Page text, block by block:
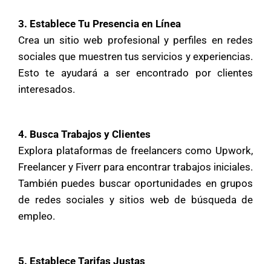
3. Establece Tu Presencia en Línea
Crea un sitio web profesional y perfiles en redes
sociales que muestren tus servicios y experiencias.
Esto te ayudará a ser encontrado por clientes
interesados.
4. Busca Trabajos y Clientes
Explora plataformas de freelancers como Upwork,
Freelancer y Fiverr para encontrar trabajos iniciales.
También puedes buscar oportunidades en grupos
de redes sociales y sitios web de búsqueda de
empleo.
5. Establece Tarifas Justas